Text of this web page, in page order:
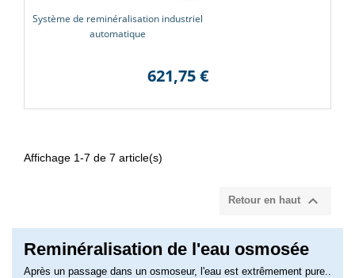
Système de reminéralisation industriel
automatique
621,75 €
Affichage 1-7 de 7 article(s)
Retour en haut 
Reminéralisation de l'eau osmosée
Après un passage dans un osmoseur, l'eau est extrêmement pure..